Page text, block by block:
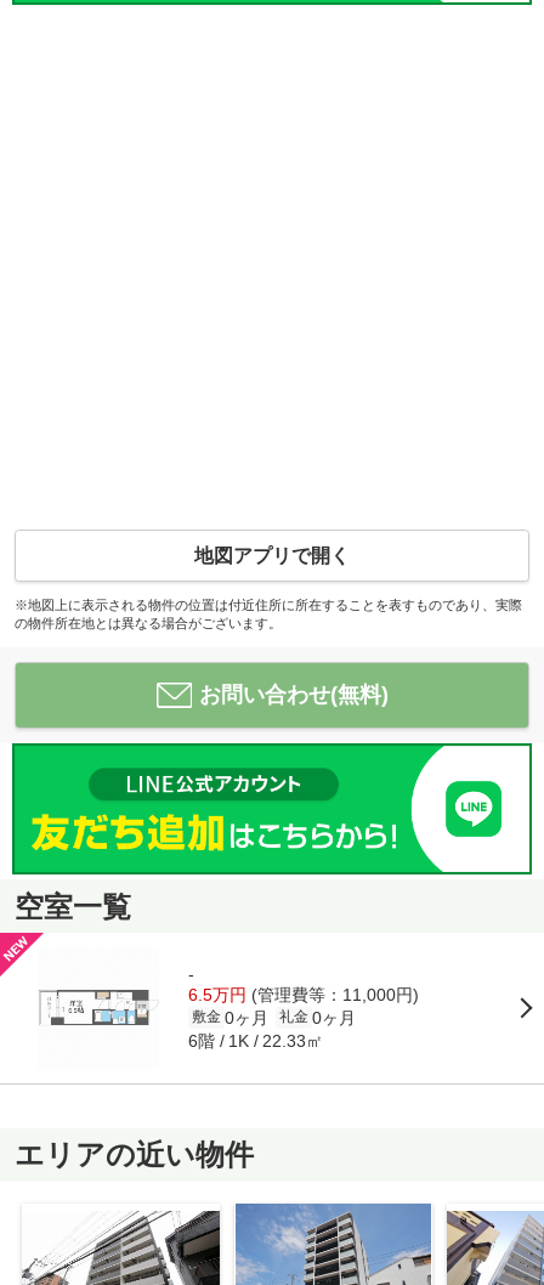
地図アプリで開く
※地図上に表示される物件の位置は付近住所に所在することを表すものであり、実際
の物件所在地とは異なる場合がございます。
お問い合わせ(無料)
空室一覧
-
6.5万円 (管理費等：11,000円)
敷金 0ヶ月 礼金 0ヶ月
6階 1K 22.33㎡
エリアの近い物件